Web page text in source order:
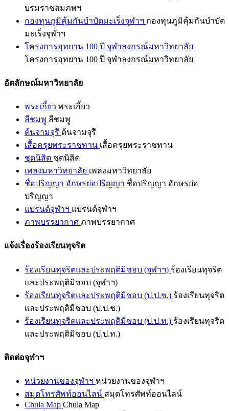
บรมราชสมภพฯ
กองทุนภูมิคุ้มกันบำบัดมะเร็งจุฬาฯ กองทุนภูมิคุ้มกันบำบัด
มะเร็งจุฬาฯ
โครงการอุทยาน 100 ปี จุฬาลงกรณ์มหาวิทยาลัย
โครงการอุทยาน 100 ปี จุฬาลงกรณ์มหาวิทยาลัย
อัตลักษณ์มหาวิทยาลัย
พระเกี้ยว พระเกี้ยว
สีชมพู สีชมพู
ต้นจามจุรี ต้นจามจุรี
เสื้อครุยพระราชทาน เสื้อครุยพระราชทาน
ชุดนิสิต ชุดนิสิต
เพลงมหาวิทยาลัย เพลงมหาวิทยาลัย
ชื่อปริญญา อักษรย่อปริญญา ชื่อปริญญา อักษรย่อ
ปริญญา
แบรนด์จุฬาฯ แบรนด์จุฬาฯ
ภาพบรรยากาศ ภาพบรรยากาศ
แจ้งเรื่องร้องเรียนทุจริต
ร้องเรียนทุจริตและประพฤติมิชอบ (จุฬาฯ) ร้องเรียนทุจริต
และประพฤติมิชอบ (จุฬาฯ)
ร้องเรียนทุจริตและประพฤติมิชอบ (ป.ป.ช.) ร้องเรียนทุจริต
และประพฤติมิชอบ (ป.ป.ช.)
ร้องเรียนทุจริตและประพฤติมิชอบ (ป.ป.ท.) ร้องเรียนทุจริต
และประพฤติมิชอบ (ป.ป.ท.)
ติดต่อจุฬาฯ
หน่วยงานของจุฬาฯ หน่วยงานของจุฬาฯ
สมุดโทรศัพท์ออนไลน์ สมุดโทรศัพท์ออนไลน์
Chula Map Chula Map